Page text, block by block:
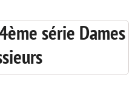
série Dames